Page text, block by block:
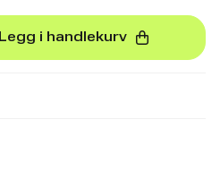
Legg i handlekurv